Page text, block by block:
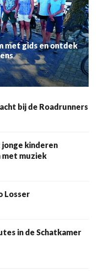
met gids en ontdek
bij de Roadrunners
met muziek
Losser
in de Schatkamer